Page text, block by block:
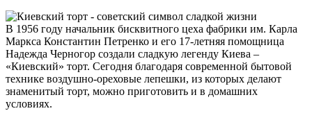
В 1956 году начальник бисквитного цеха фабрики им. Карла
Маркса Константин Петренко и его 17-летняя помощница
Надежда Черногор создали сладкую легенду Киева –
«Киевский» торт. Сегодня благодаря современной бытовой
технике воздушно-ореховые лепешки, из которых делают
знаменитый торт, можно приготовить и в домашних
условиях.